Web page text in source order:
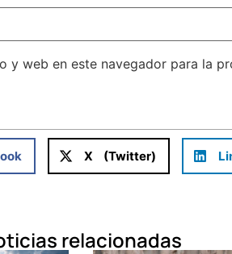
y web en este navegador para la
X (Twitter)
relacionadas